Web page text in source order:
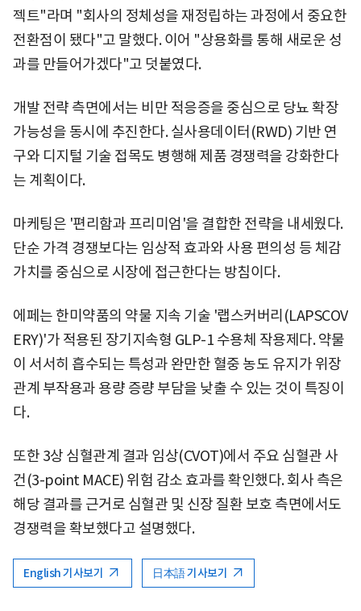
젝트"라며 "회사의 정체성을 재정립하는 과정에서 중요한
전환점이 됐다"고 말했다. 이어 "상용화를 통해 새로운 성
과를 만들어가겠다"고 덧붙였다.
개발 전략 측면에서는 비만 적응증을 중심으로 당뇨 확장
가능성을 동시에 추진한다. 실사용데이터(RWD) 기반 연
구와 디지털 기술 접목도 병행해 제품 경쟁력을 강화한다
는 계획이다.
마케팅은 '편리함과 프리미엄'을 결합한 전략을 내세웠다.
단순 가격 경쟁보다는 임상적 효과와 사용 편의성 등 체감
가치를 중심으로 시장에 접근한다는 방침이다.
에페는 한미약품의 약물 지속 기술 '랩스커버리(LAPSCOV
ERY)'가 적용된 장기지속형 GLP-1 수용체 작용제다. 약물
이 서서히 흡수되는 특성과 완만한 혈중 농도 유지가 위장
관계 부작용과 용량 증량 부담을 낮출 수 있는 것이 특징이
다.
또한 3상 심혈관계 결과 임상(CVOT)에서 주요 심혈관 사
건(3-point MACE) 위험 감소 효과를 확인했다. 회사 측은
해당 결과를 근거로 심혈관 및 신장 질환 보호 측면에서도
경쟁력을 확보했다고 설명했다.
English 기사보기 日本語 기사보기